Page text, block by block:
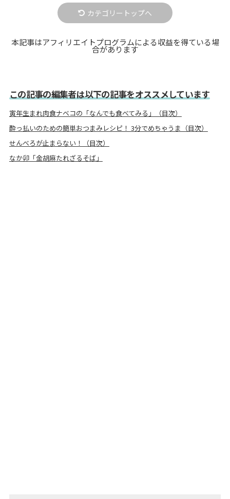
カテゴリートップへ
本記事はアフィリエイトプログラムによる収益を得ている場
合があります
この記事の編集者は以下の記事をオススメしています
寅年生まれ肉食ナベコの「なんでも食べてみる」（目次）
酔っ払いのための簡単おつまみレシピ！ 3分でめちゃうま（目次）
せんべろが止まらない！（目次）
なか卯「金胡麻たれざるそば」